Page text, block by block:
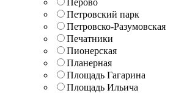
Петровский парк
Петровско-Разумовская
Печатники
Пионерская
Планерная
Площадь Гагарина
Площадь Ильича